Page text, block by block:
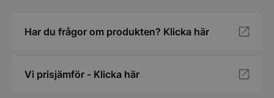
Har du frågor om produkten? Klicka här
Vi prisjämför - Klicka här